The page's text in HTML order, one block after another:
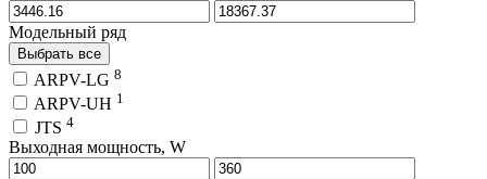
Модельный ряд
Выбрать все
ARPV-LG 8
ARPV-UH 1
JTS 4
Выходная мощность, W